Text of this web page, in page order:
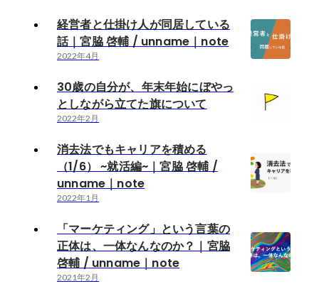
経営者と仕掛け人が同居している
話｜宮脇 啓輔 / unname｜note
2022年4月
30歳の自分が、年末年始にぼやっ
としながら立てた旗について
2022年2月
消去法でもキャリアを積める
（1/6） ~就活編~｜宮脇 啓輔 /
unname｜note
2022年1月
「マーケティング」という言葉の
正体は、一体なんなのか？｜宮脇
啓輔 / unname｜note
2021年2月